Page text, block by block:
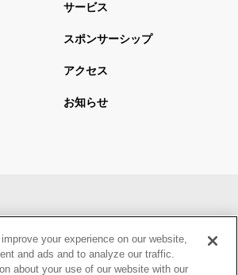
サービス
スポンサーシップ
アクセス
お知らせ
針 個人情報保護方針
your experience on our website,
and ads and to analyze our traffic.
about your use of our website with our